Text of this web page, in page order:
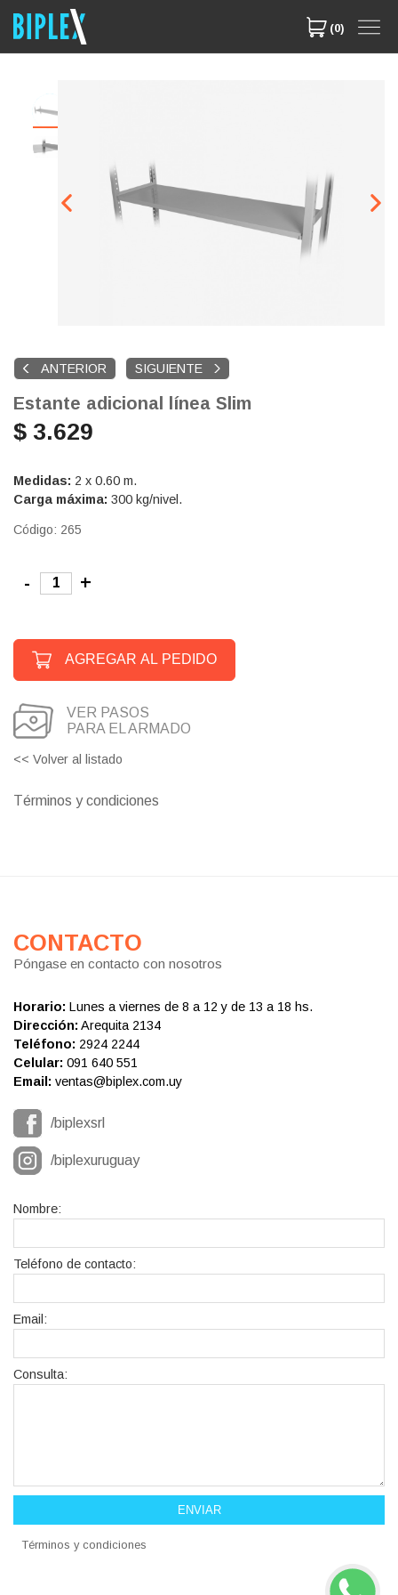
(0)
ANTERIOR SIGUIENTE
Estante adicional línea Slim
$ 3.629
Medidas: 2 x 0.60 m.
Carga máxima: 300 kg/nivel.
Código: 265
- +
AGREGAR AL PEDIDO
VER PASOS
PARA EL ARMADO
<< Volver al listado
Términos y condiciones
CONTACTO
Póngase en contacto con nosotros
Horario: Lunes a viernes de 8 a 12 y de 13 a 18 hs.
Dirección: Arequita 2134
Teléfono: 2924 2244
Celular: 091 640 551
Email: ventas@biplex.com.uy
/biplexsrl
/biplexuruguay
Nombre:
Teléfono de contacto:
Email:
Consulta:
ENVIAR
Términos y condiciones